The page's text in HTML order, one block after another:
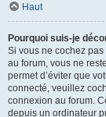
Haut
Pourquoi suis-je
Si vous ne cochez
au forum, vous ne
permet d’éviter que
connecté, veuillez
connexion au forum.
depuis un ordinateur